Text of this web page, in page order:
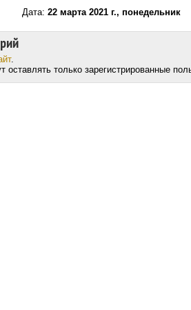
22 марта 2021 г., понедельник
.
оставлять только зарегистрированные